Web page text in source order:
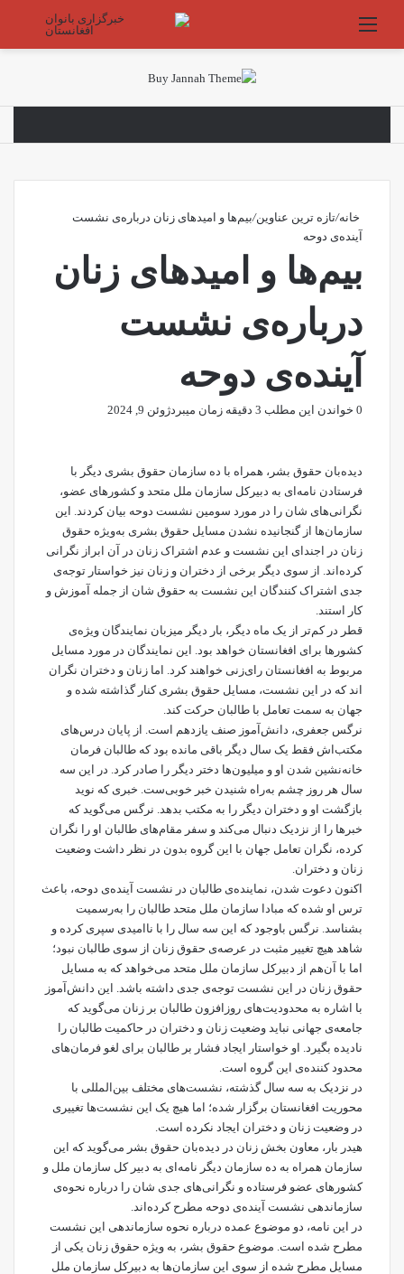
منو
خانه/تازه ترین عناوین/بیم‌‌ها و امیدهای زنان درباره‌ی نشست
آینده‌ی دوحه
بیم‌‌ها و امیدهای زنان
درباره‌ی نشست
آینده‌ی دوحه
ژوئن 9, 2024 0 خواندن این مطلب 3 دقیقه زمان میبرد
دیده‌بان حقوق بشر، همراه با ده سازمان حقوق بشری دیگر با
فرستادن نامه‌ای به دبیرکل سازمان ملل متحد و کشورهای عضو،
نگرانی‌های شان را در مورد سومین نشست دوحه بیان کردند. این
سازمان‌ها از گنجانیده نشدن مسایل حقوق بشری به‌ویژه حقوق
زنان در اجندای این نشست و عدم اشتراک زنان در آن ابراز نگرانی
کرده‌اند. از سوی دیگر برخی از دختران و زنان نیز خواستار توجه‌ی
جدی اشتراک کنندگان این نشست به حقوق شان از جمله آموزش و
کار استند.
قطر در کم‌تر از یک ماه دیگر، بار دیگر میزبان نمایندگان ویژه‌ی
کشورها برای افغانستان خواهد بود. این نمایندگان در مورد مسایل
مربوط به افغانستان رای‌زنی خواهند کرد. اما زنان و دختران نگران
اند که در این نشست، مسایل حقوق بشری کنار گذاشته شده و
جهان به سمت تعامل با طالبان حرکت کند.
نرگس جعفری، دانش‌آموز صنف یازدهم است. از پایان درس‌های
مکتب‌اش فقط یک سال دیگر باقی مانده بود که طالبان فرمان
خانه‌نشین شدن او و میلیون‌ها دختر دیگر را صادر کرد. در این سه
سال هر روز چشم به‌راه شنیدن خبر خوبی‌ست. خبری که نوید
بازگشت او و دختران دیگر را به مکتب بدهد. نرگس می‌گوید که
خبرها را از نزدیک دنبال می‌کند و سفر مقام‌های طالبان او را نگران
کرده، نگران تعامل جهان با این گروه بدون در نظر داشت وضعیت
زنان و دختران.
اکنون دعوت شدن، نماینده‌ی طالبان در نشست آینده‌ی دوحه، باعث
ترس او شده که مبادا سازمان ملل متحد طالبان را به‌رسمیت
بشناسد. نرگس باوجود که این سه سال را با ناامیدی سپری کرده و
شاهد هیچ تغییر مثبت در عرصه‌ی حقوق زنان از سوی طالبان نبود؛
اما با آن‌هم از دبیرکل سازمان ملل متحد می‌خواهد که به مسایل
حقوق زنان در این نشست توجه‌ی جدی داشته باشد. این دانش‌آموز
با اشاره به محدودیت‌های روزافزون طالبان بر زنان می‌گوید که
جامعه‌ی جهانی نباید وضعیت زنان و دختران در حاکمیت طالبان را
نادیده بگیرد. او خواستار ایجاد فشار بر طالبان برای لغو فرمان‌های
محدود کننده‌ی این گروه است.
در نزدیک به سه سال گذشته، نشست‌های مختلف بین‌المللی با
محوریت افغانستان برگزار شده؛ اما هیچ یک این نشست‌ها تغییری
در وضعیت زنان و دختران ایجاد نکرده است.
هیدر بار، معاون بخش زنان در دیده‌بان حقوق بشر می‌گوید که این
سازمان همراه به ده سازمان دیگر نامه‌ای به دبیر کل سازمان ملل و
کشورهای عضو فرستاده و نگرانی‌های جدی شان را درباره نحوه‌ی
سازماندهی نشست آینده‌ی دوحه مطرح کرده‌اند.
در این نامه، دو موضوع عمده درباره نحوه سازماندهی این نشست
مطرح شده است. موضوع حقوق بشر، به ویژه حقوق زنان یکی از
مسایل مطرح شده از سوی این سازمان‌ها به دبیرکل سازمان ملل